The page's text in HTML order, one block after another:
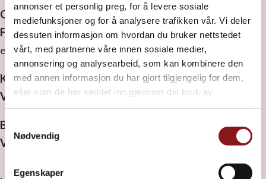
annonser et personlig preg, for å levere sosiale
mediefunksjoner og for å analysere trafikken vår. Vi deler
dessuten informasjon om hvordan du bruker nettstedet
vårt, med partnerne våre innen sosiale medier,
annonsering og analysearbeid, som kan kombinere den
med annen informasjon du har gjort tilgjengelig for dem,
eller som de har samlet inn gjennom din bruk av
Samtykkevalg
Nødvendig
Egenskaper
Org. nr:971 533 889 MVA
Faktura:Vi ønsker EHF.
elverumfolkehoegskule@ebilag.com
Kontonummer:3000 32 14830
Vipps: 82303
Bistandskonto:
Vipps:88831